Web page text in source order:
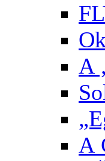
A
A